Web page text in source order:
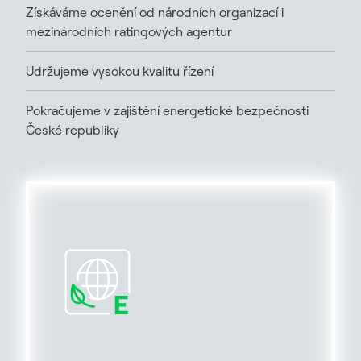
Získáváme ocenění od národních organizací i
mezinárodních ratingových agentur
Udržujeme vysokou kvalitu řízení
Pokračujeme v zajištění energetické bezpečnosti
České republiky